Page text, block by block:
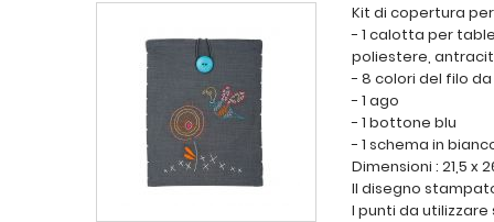
Kit di copertura
- 1 calotta per
poliestere,
- 8 colori del filo
- 1 ago
- 1 bottone blu
- 1 schema in
Dimensioni : 21,5 x
Il disegno
I punti da